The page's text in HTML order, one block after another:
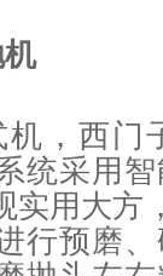
机，西门
统采用
实用大方
行预磨